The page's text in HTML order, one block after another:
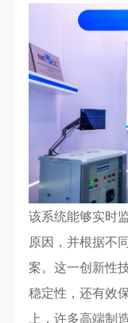
该系统能够实时
原因，并根据不
案。这一创新性
稳定性，还有效
上，许多高端制